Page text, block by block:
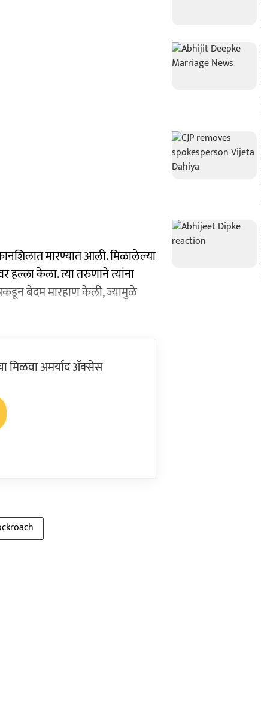
मारण्यात आली. मिळालेल्या
हल्ला केला. त्या तरुणाने त्यांना
पकडून बेदम मारहाण केली, ज्यामुळे
मिळवा अमर्याद ॲक्सेस